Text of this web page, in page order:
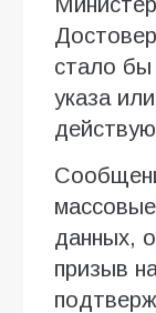
стало бы
указа
данных,
призыв